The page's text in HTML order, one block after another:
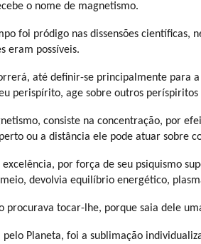
o nome de magnetismo.
foi pródigo nas dissensões científicas,
eram possíveis.
até definir-se principalmente para
perispírito, age sobre outros
consiste na concentração, por
ou a distância ele pode atuar sobre
excelência, por força de seu psiquismo
devolvia equilíbrio energético,
procurava tocar-lhe, porque saia dele
pelo Planeta, foi a sublimação